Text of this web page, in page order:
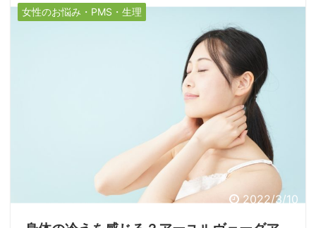
量は増えますが、お腹の赤ちゃんに優先的に栄養が
行き届き、鉄分も同様に持って行かれてしまいま
女性のお悩み・PMS・生理
2022/3/10